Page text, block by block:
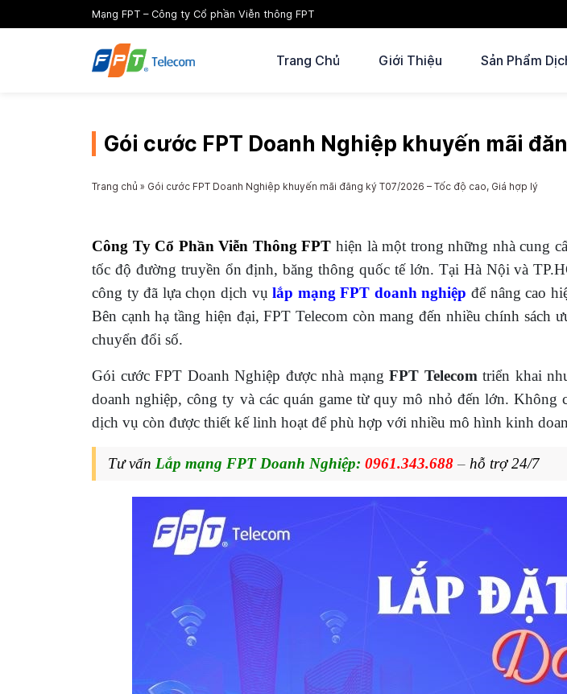
Mạng FPT – Công ty Cổ phần Viễn thông FPT
Trang Chủ Giới Thiệu Sản Phẩm
Gói cước FPT Doanh Nghiệp khuyến mãi
Trang chủ » Gói cước FPT Doanh Nghiệp khuyến mãi đăng ký T07/2026 – Tốc độ cao, Giá hợp lý
Công Ty Cổ Phần Viễn Thông FPT hiện là một trong những nhà cung
tốc độ đường truyền ổn định, băng thông quốc tế lớn. Tại Hà Nội và
công ty đã lựa chọn dịch vụlắp mạng FPT doanh nghiệp để nâng cao
Bên cạnh hạ tầng hiện đại, FPT Telecom còn mang đến nhiều chính
chuyển đổi số.
Gói cước FPT Doanh Nghiệp được nhà mạngFPT Telecom triển khai
doanh nghiệp, công ty và các quán game từ quy mô nhỏ đến lớn.
dịch vụ còn được thiết kế linh hoạt để phù hợp với nhiều mô hình kinh
Tư vấn Lắp mạng FPT Doanh Nghiệp: 0961.343.688 – hỗ trợ 24/7